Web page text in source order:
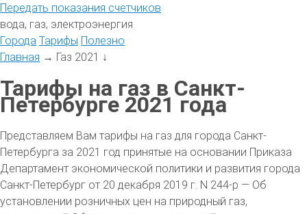
Передать показания счетчиков
вода, газ, электроэнергия
Города Тарифы Полезно
Главная → Газ 2021 ↓
Тарифы на газ в Санкт-
Петербурге 2021 года
Представляем Вам тарифы на газ для города Санкт-
Петербурга за 2021 год принятые на основании Приказа
Департамент экономической политики и развития города
Санкт-Петербург от 20 декабря 2019 г. N 244-р — Об
установлении розничных цен на природный газ,